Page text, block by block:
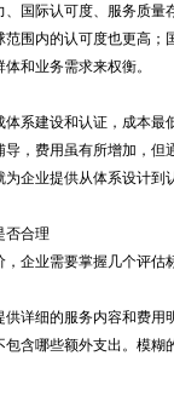
国际认可度、服务质量
围内的认可度也更高；
和业务需求来权衡。
系建设和认证，成本最
，费用虽有所增加，但
企业提供从体系设计到
否合理
企业需要掌握几个评估
详细的服务内容和费用
含哪些额外支出。模糊